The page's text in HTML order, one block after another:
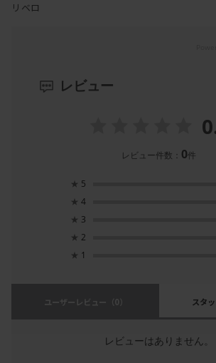
リベロ
レビュー
レビュー件数： 0件
★ 5
★ 4
★ 3
★ 2
★ 1
ユーザーレビュー （0） スタ
レビューはありません。